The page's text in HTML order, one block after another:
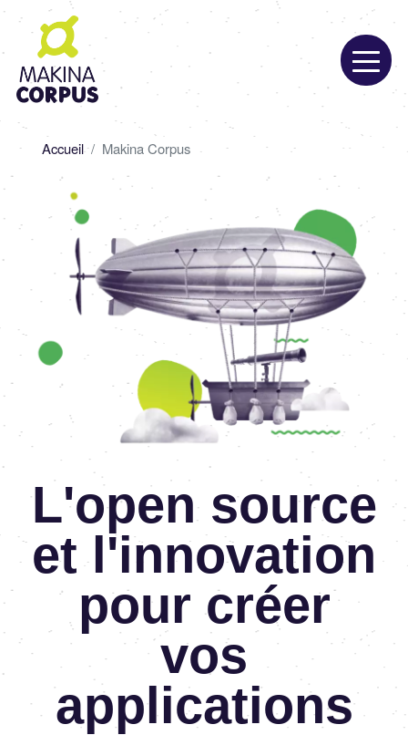
Aller
contenu
principal
d'Ariane
Accueil Makina Corpus
L'open source
et l'innovation
pour créer
vos
applications
Image